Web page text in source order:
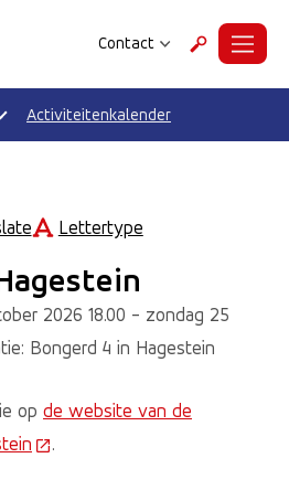
Contact ZoekenMenu
Activiteitenkalender
Lettertype
2026 18.00 - zondag 25
Bongerd 4 in Hagestein
op de website van de
(Deze link gaat naar een
.